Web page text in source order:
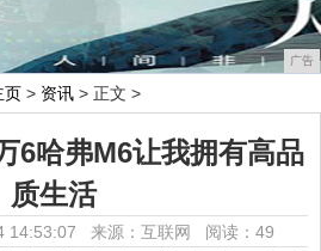
广告
页 > 资讯 > 正文 >
6哈弗M6让我拥有高品
质生活
14:53:07 来源：互联网 阅读：49